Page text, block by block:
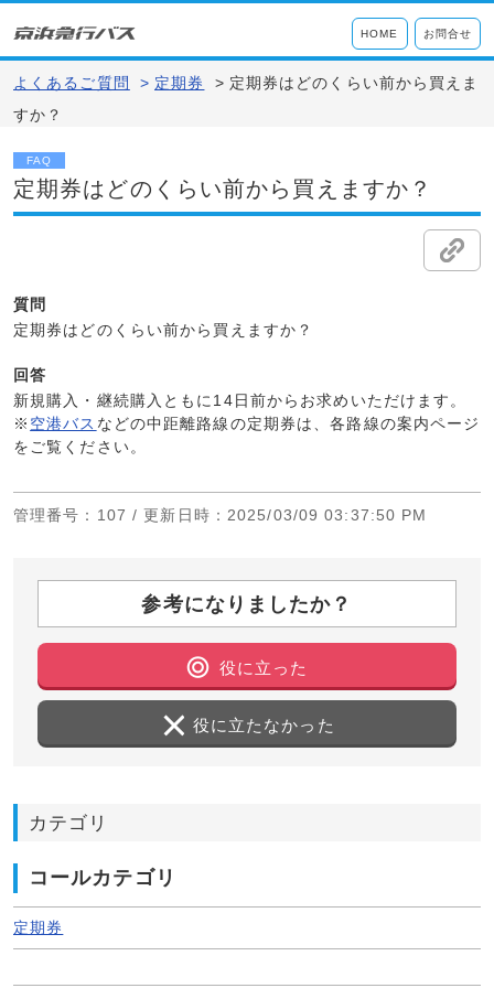
HOME お問合せ
よくあるご質問 > 定期券 > 定期券はどのくらい前から買えま
すか？
FAQ
定期券はどのくらい前から買えますか？
質問
定期券はどのくらい前から買えますか？
回答
新規購入・継続購入ともに14日前からお求めいただけます。
※ 空港バス などの中距離路線の定期券は、各路線の案内ページ
をご覧ください。
管理番号 ：107 /更新日時 ：2025/03/09 03:37:50 PM
参考になりましたか？
役に立った
役に立たなかった
カテゴリ
コールカテゴリ
定期券